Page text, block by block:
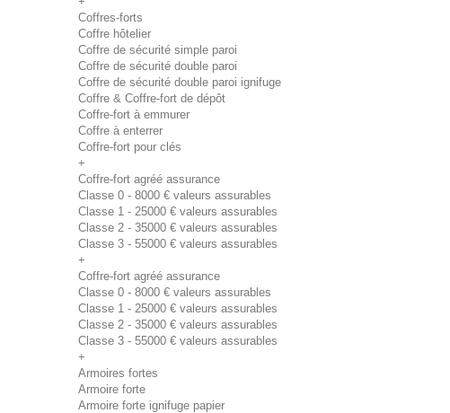
Coffres-forts
Coffre hôtelier
Coffre de sécurité simple paroi
Coffre de sécurité double paroi
Coffre de sécurité double paroi ignifuge
Coffre & Coffre-fort de dépôt
Coffre-fort à emmurer
Coffre à enterrer
Coffre-fort pour clés
+
Coffre-fort agréé assurance
Classe 0 - 8000 € valeurs assurables
Classe 1 - 25000 € valeurs assurables
Classe 2 - 35000 € valeurs assurables
Classe 3 - 55000 € valeurs assurables
+
Coffre-fort agréé assurance
Classe 0 - 8000 € valeurs assurables
Classe 1 - 25000 € valeurs assurables
Classe 2 - 35000 € valeurs assurables
Classe 3 - 55000 € valeurs assurables
+
Armoires fortes
Armoire forte
Armoire forte ignifuge papier